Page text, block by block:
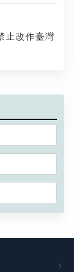
止改作臺灣